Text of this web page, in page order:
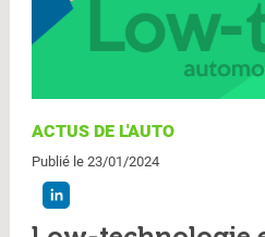
ACTUS DE L'AUTO
Publié le 23/01/2024